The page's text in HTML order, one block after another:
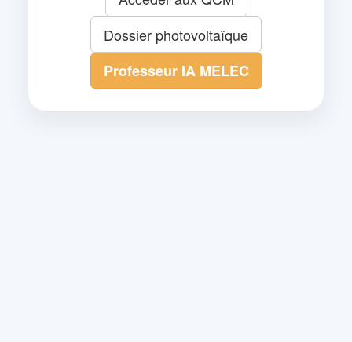
Dossier photovoltaïque
Professeur IA MELEC